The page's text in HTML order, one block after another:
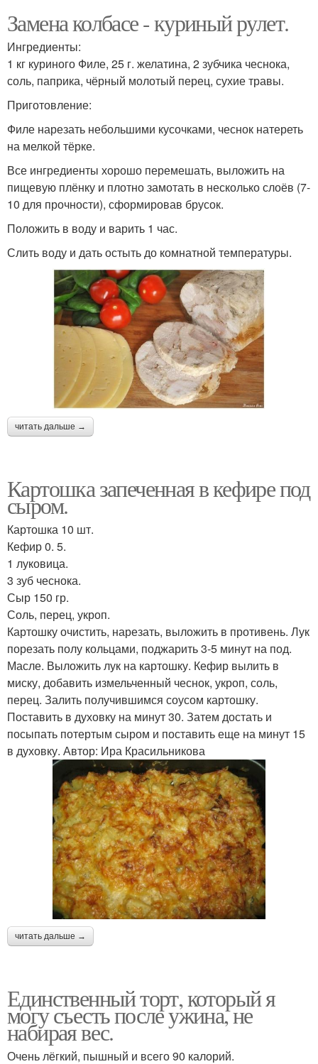
Замена колбасе - куриный рулет.
Ингредиенты:
1 кг куриного Филе, 25 г. желатина, 2 зубчика чеснока,
соль, паприка, чёрный молотый перец, сухие травы.
Приготовление:
Филе нарезать небольшими кусочками, чеснок натереть
на мелкой тёрке.
Все ингредиенты хорошо перемешать, выложить на
пищевую плёнку и плотно замотать в несколько слоёв (7-
10 для прочности), сформировав брусок.
Положить в воду и варить 1 час.
Слить воду и дать остыть до комнатной температуры.
читать дальше →
Картошка запеченная в кефире под
сыром.
Картошка 10 шт.
Кефир 0. 5.
1 луковица.
3 зуб чеснока.
Сыр 150 гр.
Соль, перец, укроп.
Картошку очистить, нарезать, выложить в противень. Лук
порезать полу кольцами, поджарить 3-5 минут на под.
Масле. Выложить лук на картошку. Кефир вылить в
миску, добавить измельченный чеснок, укроп, соль,
перец. Залить получившимся соусом картошку.
Поставить в духовку на минут 30. Затем достать и
посыпать потертым сыром и поставить еще на минут 15
в духовку. Автор: Ира Красильникова
читать дальше →
Единственный торт, который я
могу съесть после ужина, не
набирая вес.
Очень лёгкий, пышный и всего 90 калорий.